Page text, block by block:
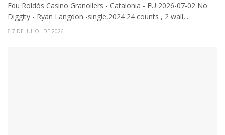
Edu Roldós Casino Granollers - Catalonia - EU 2026-07-02 No
Diggity - Ryan Langdon -single,2024 24 counts , 2 wall,...
7 DE JULIOL DE 2026